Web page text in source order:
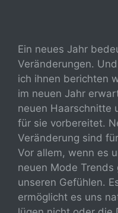
Ein neues Jahr
Veränderungen.
ich ihnen berichten
im neuen Jahr
neuen Haarschnitte
für sie vorbereitet.
Veränderung sind
Vor allem, wenn es
neuen Mode
unseren Gefühlen.
ermöglicht es uns